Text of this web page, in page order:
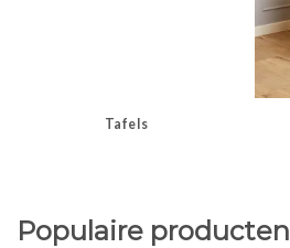
Tafels
Populaire producten